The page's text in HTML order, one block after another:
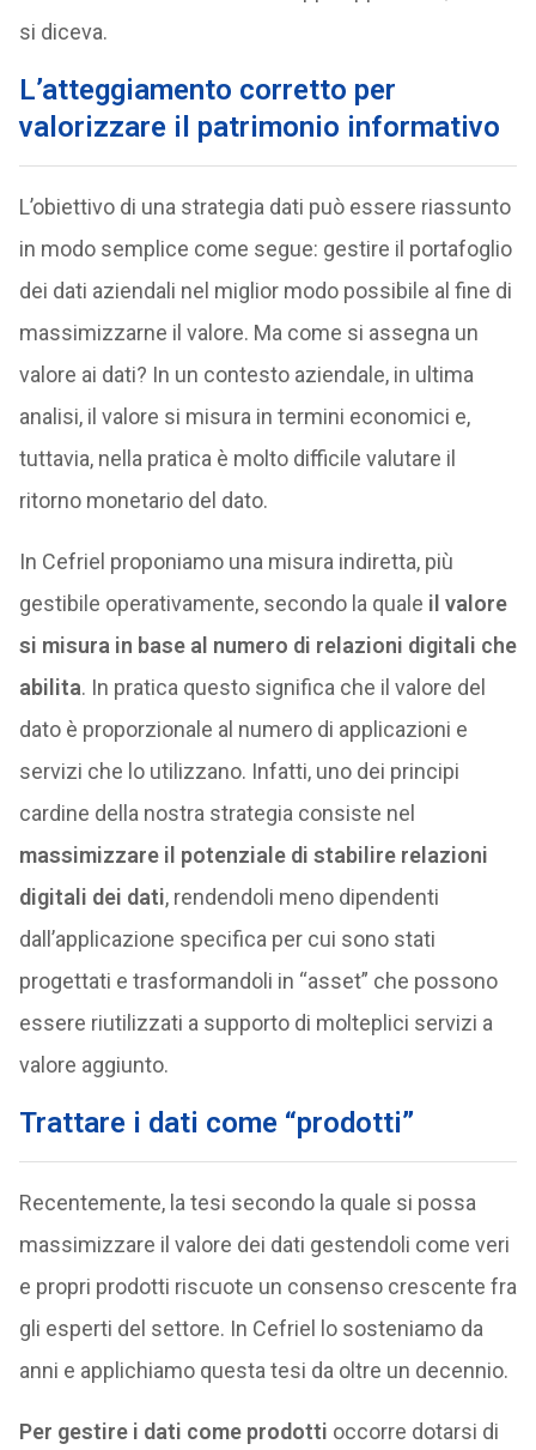
si diceva.
L’atteggiamento corretto per
valorizzare il patrimonio informativo
L’obiettivo di una strategia dati può essere riassunto
in modo semplice come segue: gestire il portafoglio
dei dati aziendali nel miglior modo possibile al fine di
massimizzarne il valore. Ma come si assegna un
valore ai dati? In un contesto aziendale, in ultima
analisi, il valore si misura in termini economici e,
tuttavia, nella pratica è molto difficile valutare il
ritorno monetario del dato.
In Cefriel proponiamo una misura indiretta, più
gestibile operativamente, secondo la quale il valore
si misura in base al numero di relazioni digitali che
abilita. In pratica questo significa che il valore del
dato è proporzionale al numero di applicazioni e
servizi che lo utilizzano. Infatti, uno dei principi
cardine della nostra strategia consiste nel
massimizzare il potenziale di stabilire relazioni
digitali dei dati, rendendoli meno dipendenti
dall’applicazione specifica per cui sono stati
progettati e trasformandoli in “asset” che possono
essere riutilizzati a supporto di molteplici servizi a
valore aggiunto.
Trattare i dati come “prodotti”
Recentemente, la tesi secondo la quale si possa
massimizzare il valore dei dati gestendoli come veri
e propri prodotti riscuote un consenso crescente fra
gli esperti del settore. In Cefriel lo sosteniamo da
anni e applichiamo questa tesi da oltre un decennio.
Per gestire i dati come prodotti occorre dotarsi di